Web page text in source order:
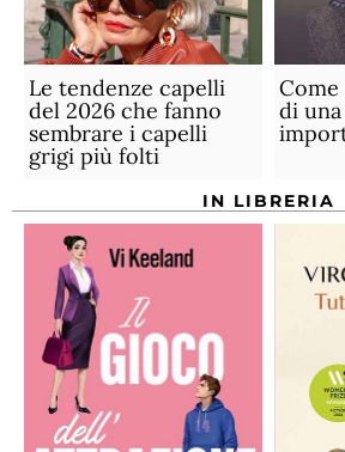
Le tendenze capelli
del 2026 che fanno
sembrare i capelli
grigi più folti
di
IN LIBRERIA